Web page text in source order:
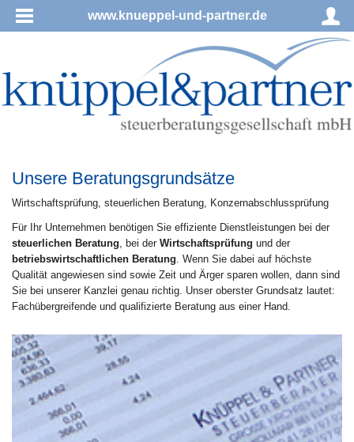
www.knueppel-und-partner.de
Unsere Beratungsgrundsätze
Wirt­schafts­prü­fung, steu­er­li­chen Be­ra­tung, Konzernabschlussprüfung
Für Ihr Unternehmen benötigen Sie effiziente Dienstleistungen bei der
steuerlichen Beratung, bei der Wirtschaftsprüfung und der
betriebswirtschaftlichen Beratung. Wenn Sie dabei auf höchste
Qualität angewiesen sind sowie Zeit und Ärger sparen wollen, dann sind
Sie bei unserer Kanzlei genau richtig. Unser oberster Grundsatz lautet:
Fachübergreifende und qualifizierte Beratung aus einer Hand.